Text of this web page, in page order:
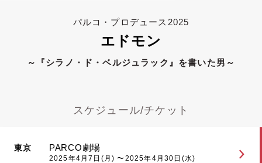
パルコ・プロデュース2025
エドモン
～『シラノ・ド・ベルジュラック』を書いた男～
スケジュール/チケット
東京 PARCO劇場
2025年4月7日(月) 〜2025年4月30日(水)